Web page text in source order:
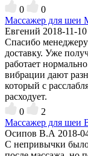
0
0
Массажер для шеи
Евгений 2018-11-
Спасибо
доставку. Уже
работает
вибрации дают
который с
расходует.
0
2
Массажер для шеи
Осипов В.А 2018-
С непривычки